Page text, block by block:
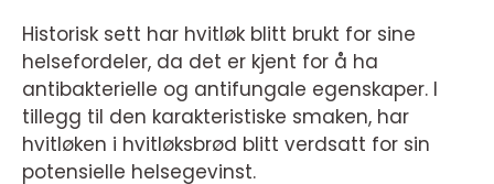
Historisk sett har hvitløk blitt brukt for sine
helsefordeler, da det er kjent for å ha
antibakterielle og antifungale egenskaper. I
tillegg til den karakteristiske smaken, har
hvitløken i hvitløksbrød blitt verdsatt for sin
potensielle helsegevinst.